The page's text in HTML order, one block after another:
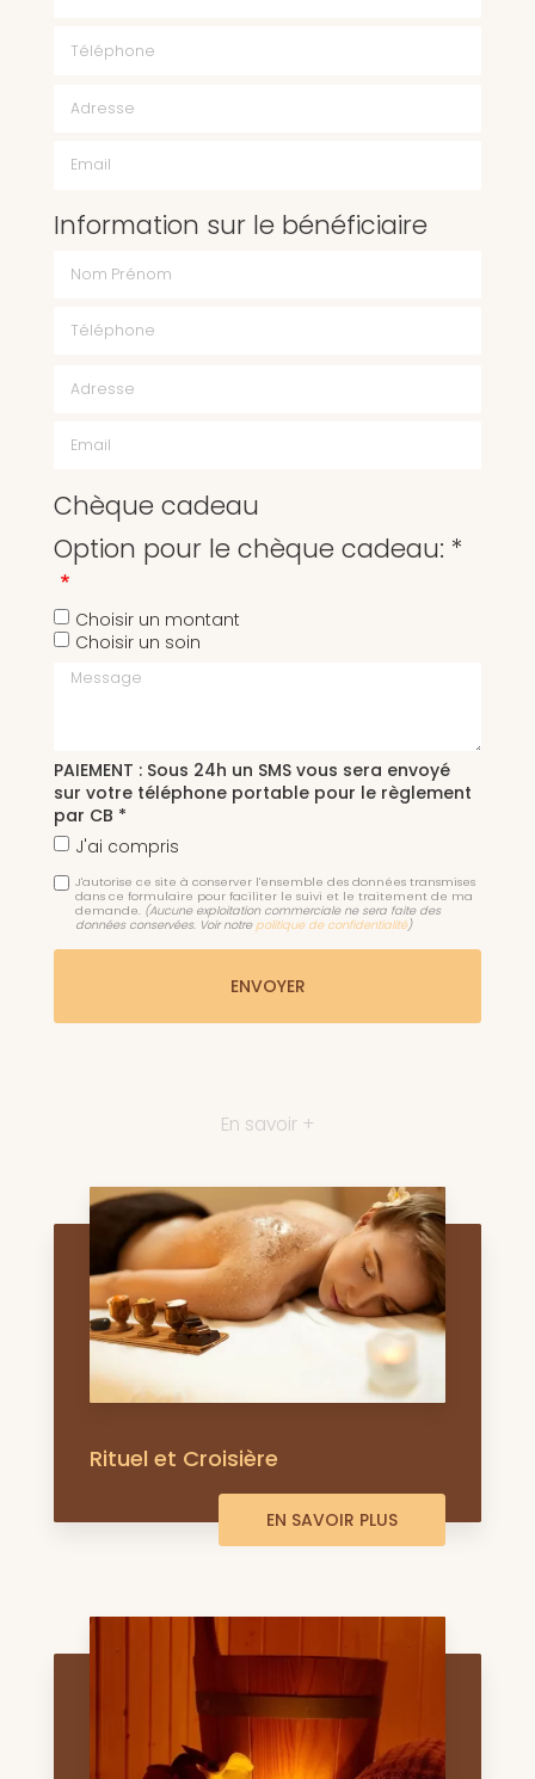
Information sur le bénéficiaire
Chèque cadeau
Option pour le chèque cadeau: *
Choisir un montant
Choisir un soin
Message
PAIEMENT : Sous 24h un SMS vous sera envoyé
sur votre téléphone portable pour le règlement
par CB *
J'ai compris
J'autorise ce site à conserver l'ensemble des données transmises
dans ce formulaire pour faciliter le suivi et le traitement de ma
demande. (Aucune exploitation commerciale ne sera faite des
données conservées. Voir notre politique de confidentialité)
En savoir +
Rituel et Croisière
EN SAVOIR PLUS